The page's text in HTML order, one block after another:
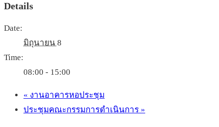
Details
Date:
มิถุนายน 8
Time:
08:00 - 15:00
« งานอาคารหอประชุม
ประชุมคณะกรรมการดำเนินการ »